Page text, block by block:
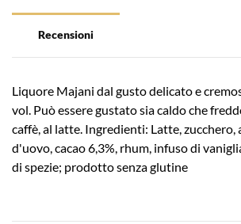
Recensioni
Liquore Majani dal gusto delicato e
vol. Può essere gustato sia caldo che
caffè, al latte. Ingredienti: Latte,
d'uovo, cacao 6,3%, rhum, infuso di
di spezie; prodotto senza glutine